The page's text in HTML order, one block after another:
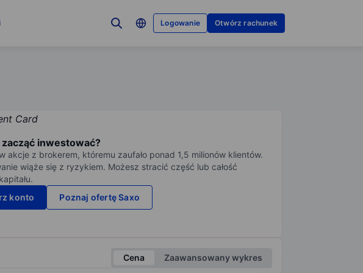
Logowanie Otwórz rachunek
inwestować?
akcje z brokerem, któremu zaufało ponad 1,5 milionów klientów.
wiąże się z ryzykiem. Możesz stracić część lub całość
konto
Poznaj ofertę Saxo
Cena
Zaawansowany wykres